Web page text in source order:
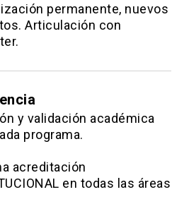
Tratamiento Nutricional de las
10 horas,
permanente, nuevos
Articulación con
y validación académica
programa.
acreditación
en todas las áreas